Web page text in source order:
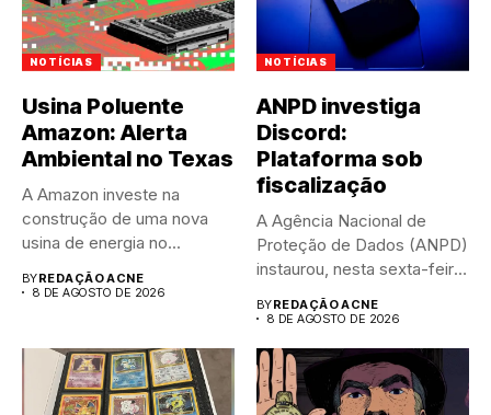
NOTÍCIAS
Usina Poluente
Amazon: Alerta
Ambiental no Texas
A Amazon investe na
construção de uma nova
usina de energia no...
BYREDAÇÃO ACNE
8 DE AGOSTO DE 2026
NOTÍCIAS
ANPD investiga
Discord:
Plataforma sob
fiscalização
A Agência Nacional de
Proteção de Dados (ANPD)
instaurou, nesta sexta-feira
BYREDAÇÃO ACNE
8 DE AGOSTO DE 2026